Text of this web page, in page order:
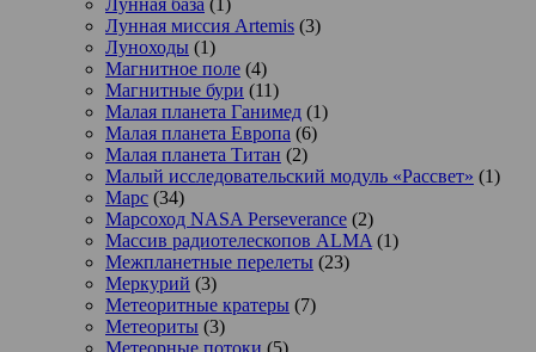
Лунная миссия Artemis (3)
Луноходы (1)
Магнитное поле (4)
Магнитные бури (11)
Малая планета Ганимед (1)
Малая планета Европа (6)
Малая планета Титан (2)
Малый исследовательский модуль «Рассвет» (1)
Марс (34)
Марсоход NASA Perseverance (2)
Массив радиотелескопов ALMA (1)
Межпланетные перелеты (23)
Меркурий (3)
Метеоритные кратеры (7)
Метеориты (3)
Метеорные потоки (5)